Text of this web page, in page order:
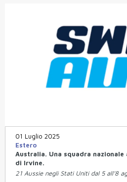
01 Luglio 2025
Estero
Australia. Una squadra nazionale
di Irvine.
21 Aussie negli Stati Uniti dal 5 all’8